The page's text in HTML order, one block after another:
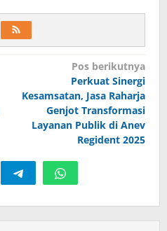
Pos berikutnya
Perkuat Sinergi
Kesamsatan, Jasa Raharja
Genjot Transformasi
Layanan Publik di Anev
Regident 2025